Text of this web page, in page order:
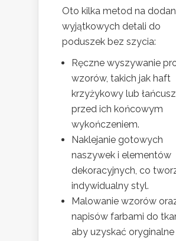
Oto kilka metod na
wyjątkowych detali do
poduszek bez szycia:
Ręczne wyszywanie
wzorów, takich jak haft
krzyżykowy lub
przed ich końcowym
wykończeniem.
Naklejanie gotowych
naszywek i elementów
dekoracyjnych, co
indywidualny styl.
Malowanie wzorów
napisów farbami do
aby uzyskać oryginalne